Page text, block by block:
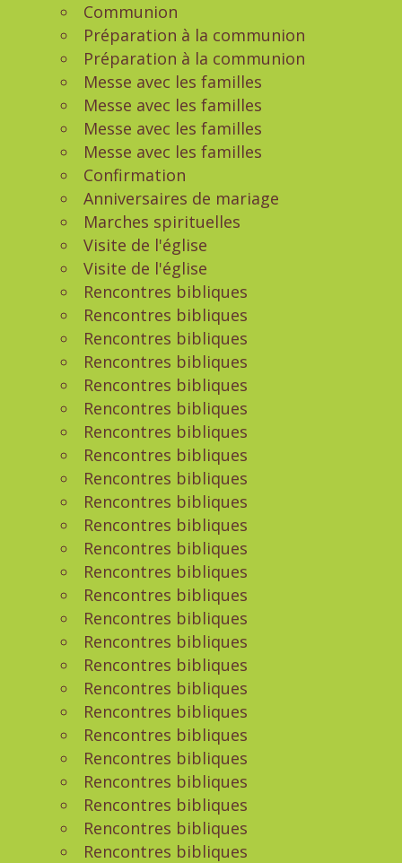
Communion
Préparation à la communion
Préparation à la communion
Messe avec les familles
Messe avec les familles
Messe avec les familles
Messe avec les familles
Confirmation
Anniversaires de mariage
Marches spirituelles
Visite de l'église
Visite de l'église
Rencontres bibliques
Rencontres bibliques
Rencontres bibliques
Rencontres bibliques
Rencontres bibliques
Rencontres bibliques
Rencontres bibliques
Rencontres bibliques
Rencontres bibliques
Rencontres bibliques
Rencontres bibliques
Rencontres bibliques
Rencontres bibliques
Rencontres bibliques
Rencontres bibliques
Rencontres bibliques
Rencontres bibliques
Rencontres bibliques
Rencontres bibliques
Rencontres bibliques
Rencontres bibliques
Rencontres bibliques
Rencontres bibliques
Rencontres bibliques
Rencontres bibliques